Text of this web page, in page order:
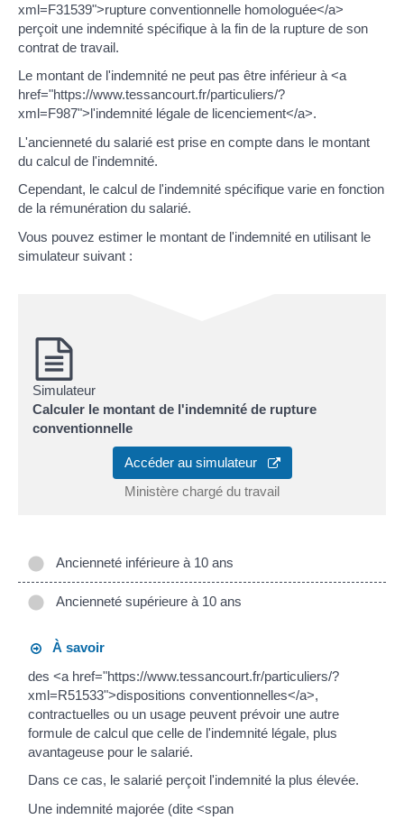
xml=F31539">rupture conventionnelle homologuée</a>
perçoit une indemnité spécifique à la fin de la rupture de son
contrat de travail.
Le montant de l'indemnité ne peut pas être inférieur à <a
href="https://www.tessancourt.fr/particuliers/?
xml=F987">l'indemnité légale de licenciement</a>.
L'ancienneté du salarié est prise en compte dans le montant
du calcul de l'indemnité.
Cependant, le calcul de l'indemnité spécifique varie en fonction
de la rémunération du salarié.
Vous pouvez estimer le montant de l'indemnité en utilisant le
simulateur suivant :
Simulateur
Calculer le montant de l'indemnité de rupture
conventionnelle
Accéder au simulateur
Ministère chargé du travail
Ancienneté inférieure à 10 ans
Ancienneté supérieure à 10 ans
À savoir
des <a href="https://www.tessancourt.fr/particuliers/?
xml=R51533">dispositions conventionnelles</a>,
contractuelles ou un usage peuvent prévoir une autre
formule de calcul que celle de l'indemnité légale, plus
avantageuse pour le salarié.
Dans ce cas, le salarié perçoit l'indemnité la plus élevée.
Une indemnité majorée (dite <span